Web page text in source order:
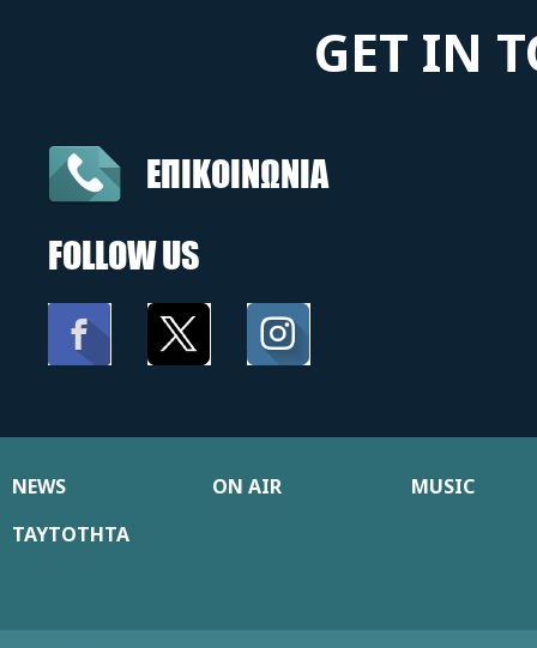
GET IN
ΕΠΙΚΟΙΝΩΝΙΑ
FOLLOW US
NEWS ON AIR
MUSIC
ΤΑΥΤΟΤΗΤΑ